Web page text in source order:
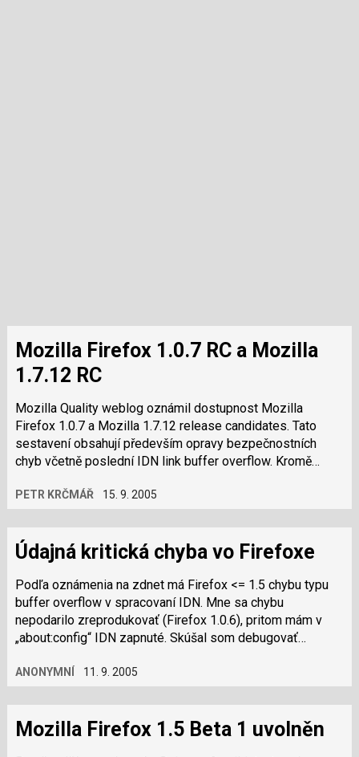
Mozilla Firefox 1.0.7 RC a Mozilla
1.7.12 RC
Mozilla Quality weblog oznámil dostupnost Mozilla
Firefox 1.0.7 a Mozilla 1.7.12 release candidates. Tato
sestavení obsahují především opravy bezpečnostních
chyb včetně poslední IDN link buffer overflow. Kromě
PETR KRČMÁŘ 15. 9. 2005
Údajná kritická chyba vo Firefoxe
Podľa oznámenia na zdnet má Firefox <= 1.5 chybu typu
buffer overflow v spracovaní IDN. Mne sa chybu
nepodarilo zreprodukovať (Firefox 1.0.6), pritom mám v
„about:config“ IDN zapnuté. Skúšal som debugovať
ANONYMNÍ 11. 9. 2005
Mozilla Firefox 1.5 Beta 1 uvolněn